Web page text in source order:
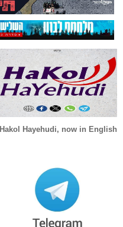
Hakol Hayehudi, now in English